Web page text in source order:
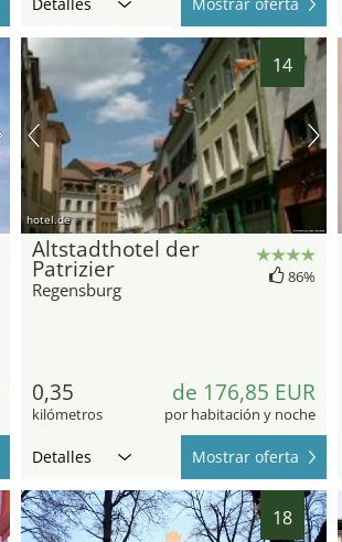
14
hotel.de
Altstadthotel der
Patrizier
Regensburg
86%
0,35
kilómetros
de 176,85 EUR
por habitación y noche
Detalles Mostrar oferta
18